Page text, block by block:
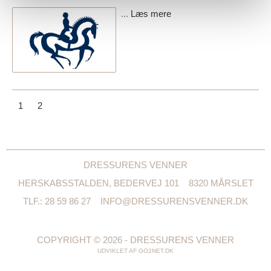
... Læs mere
1 2
DRESSURENS VENNER
HERSKABSSTALDEN, BEDERVEJ 101
8320 MÅRSLET
TLF.: 28 59 86 27
INFO@DRESSURENSVENNER.DK
COPYRIGHT © 2026 - DRESSURENS VENNER
UDVIKLET AF GO2NET.DK